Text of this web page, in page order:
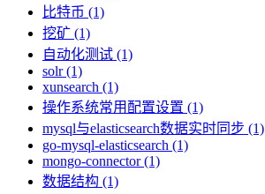
比特币 (1)
挖矿 (1)
自动化测试 (1)
solr (1)
xunsearch (1)
操作系统常用配置设置 (1)
mysql与elasticsearch数据实时同步 (1)
go-mysql-elasticsearch (1)
mongo-connector (1)
数据结构 (1)